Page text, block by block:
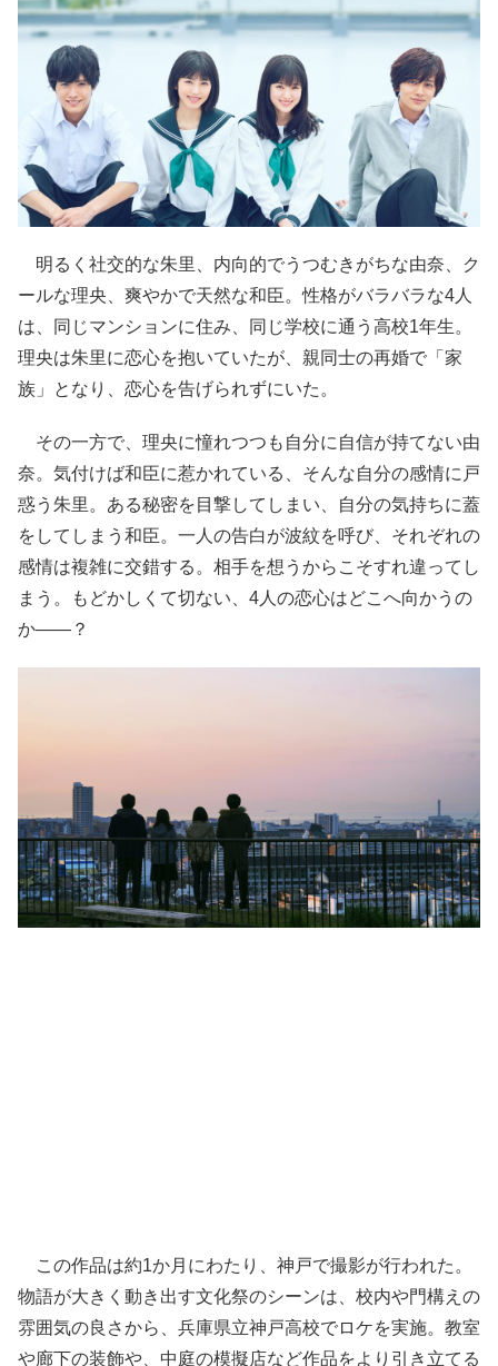
明るく社交的な朱里、内向的でうつむきがちな由奈、ク
ールな理央、爽やかで天然な和臣。性格がバラバラな4人
は、同じマンションに住み、同じ学校に通う高校1年生。
理央は朱里に恋心を抱いていたが、親同士の再婚で「家
族」となり、恋心を告げられずにいた。
その一方で、理央に憧れつつも自分に自信が持てない由
奈。気付けば和臣に惹かれている、そんな自分の感情に戸
惑う朱里。ある秘密を目撃してしまい、自分の気持ちに蓋
をしてしまう和臣。一人の告白が波紋を呼び、それぞれの
感情は複雑に交錯する。相手を想うからこそすれ違ってし
まう。もどかしくて切ない、4人の恋心はどこへ向かうの
か――？
この作品は約1か月にわたり、神戸で撮影が行われた。
物語が大きく動き出す文化祭のシーンは、校内や門構えの
雰囲気の良さから、兵庫県立神戸高校でロケを実施。教室
や廊下の装飾や、中庭の模擬店など作品をより引き立てる